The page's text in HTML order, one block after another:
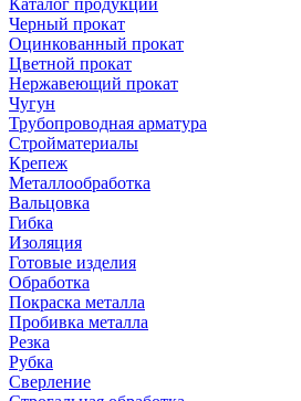
Черный прокат
Оцинкованный прокат
Цветной прокат
Нержавеющий прокат
Чугун
Трубопроводная арматура
Стройматериалы
Крепеж
Металлообработка
Вальцовка
Гибка
Изоляция
Готовые изделия
Обработка
Покраска металла
Пробивка металла
Резка
Рубка
Сверление